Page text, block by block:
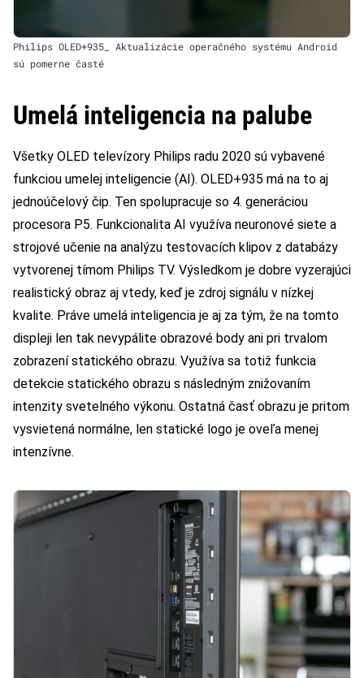
Philips OLED+935_ Aktualizácie operačného systému Android
sú pomerne časté
Umelá inteligencia na palube
Všetky OLED televízory Philips radu 2020 sú vybavené
funkciou umelej inteligencie (AI). OLED+935 má na to aj
jednoúčelový čip. Ten spolupracuje so 4. generáciou
procesora P5. Funkcionalita AI využíva neuronové siete a
strojové učenie na analýzu testovacích klipov z databázy
vytvorenej tímom Philips TV. Výsledkom je dobre vyzerajúci
realistický obraz aj vtedy, keď je zdroj signálu v nízkej
kvalite. Práve umelá inteligencia je aj za tým, že na tomto
displeji len tak nevypálite obrazové body ani pri trvalom
zobrazení statického obrazu. Využíva sa totiž funkcia
detekcie statického obrazu s následným znižovaním
intenzity svetelného výkonu. Ostatná časť obrazu je pritom
vysvietená normálne, len statické logo je oveľa menej
intenzívne.